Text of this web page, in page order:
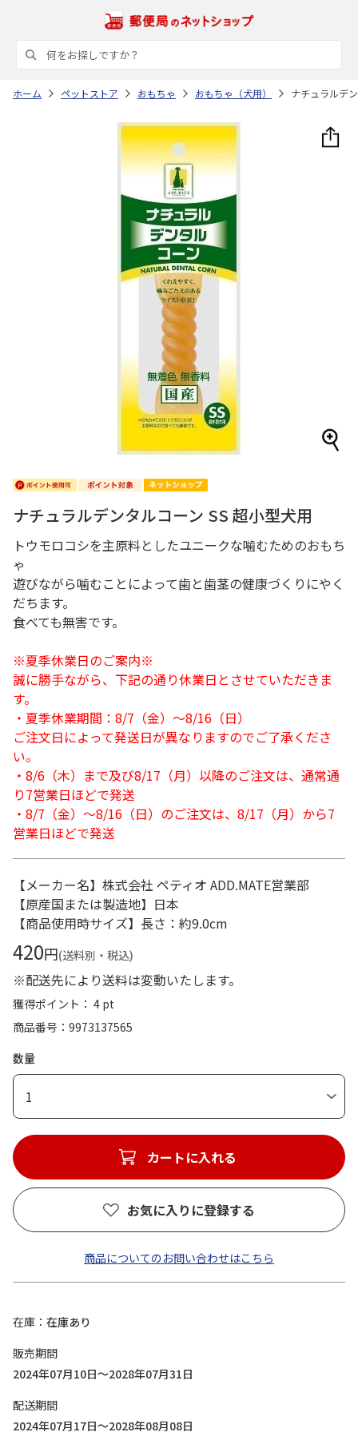
ホーム ペットストア おもちゃ おもちゃ（犬用） ナチュラルデ
ナチュラルデンタルコーン SS 超小型犬用
トウモロコシを主原料としたユニークな噛むためのおもち
ゃ
遊びながら噛むことによって歯と歯茎の健康づくりにやく
だちます。
食べても無害です。
※夏季休業日のご案内※
誠に勝手ながら、下記の通り休業日とさせていただきま
す。
・夏季休業期間：8/7（金）～8/16（日）
ご注文日によって発送日が異なりますのでご了承くださ
い。
・8/6（木）まで及び8/17（月）以降のご注文は、通常通
り7営業日ほどで発送
・8/7（金）～8/16（日）のご注文は、8/17（月）から7
営業日ほどで発送
【メーカー名】株式会社 ペティオ ADD.MATE営業部
【原産国または製造地】日本
【商品使用時サイズ】長さ：約9.0cm
420円(送料別・税込)
※配送先により送料は変動いたします。
獲得ポイント： 4 pt
商品番号
9973137565
数量
1
カートに入れる
お気に入りに登録する
商品についてのお問い合わせはこちら
在庫
在庫あり
販売期間
2024年07月10日～2028年07月31日
配送期間
2024年07月17日～2028年08月08日